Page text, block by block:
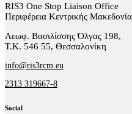
RIS3 One Stop Liaison Office
Περιφέρεια Κεντρικής
Λεωφ. Βασιλίσσης Όλγας 198,
Τ.Κ. 546 55, Θεσσαλονίκη
info@ris3rcm.eu
2313 319667-8
Social